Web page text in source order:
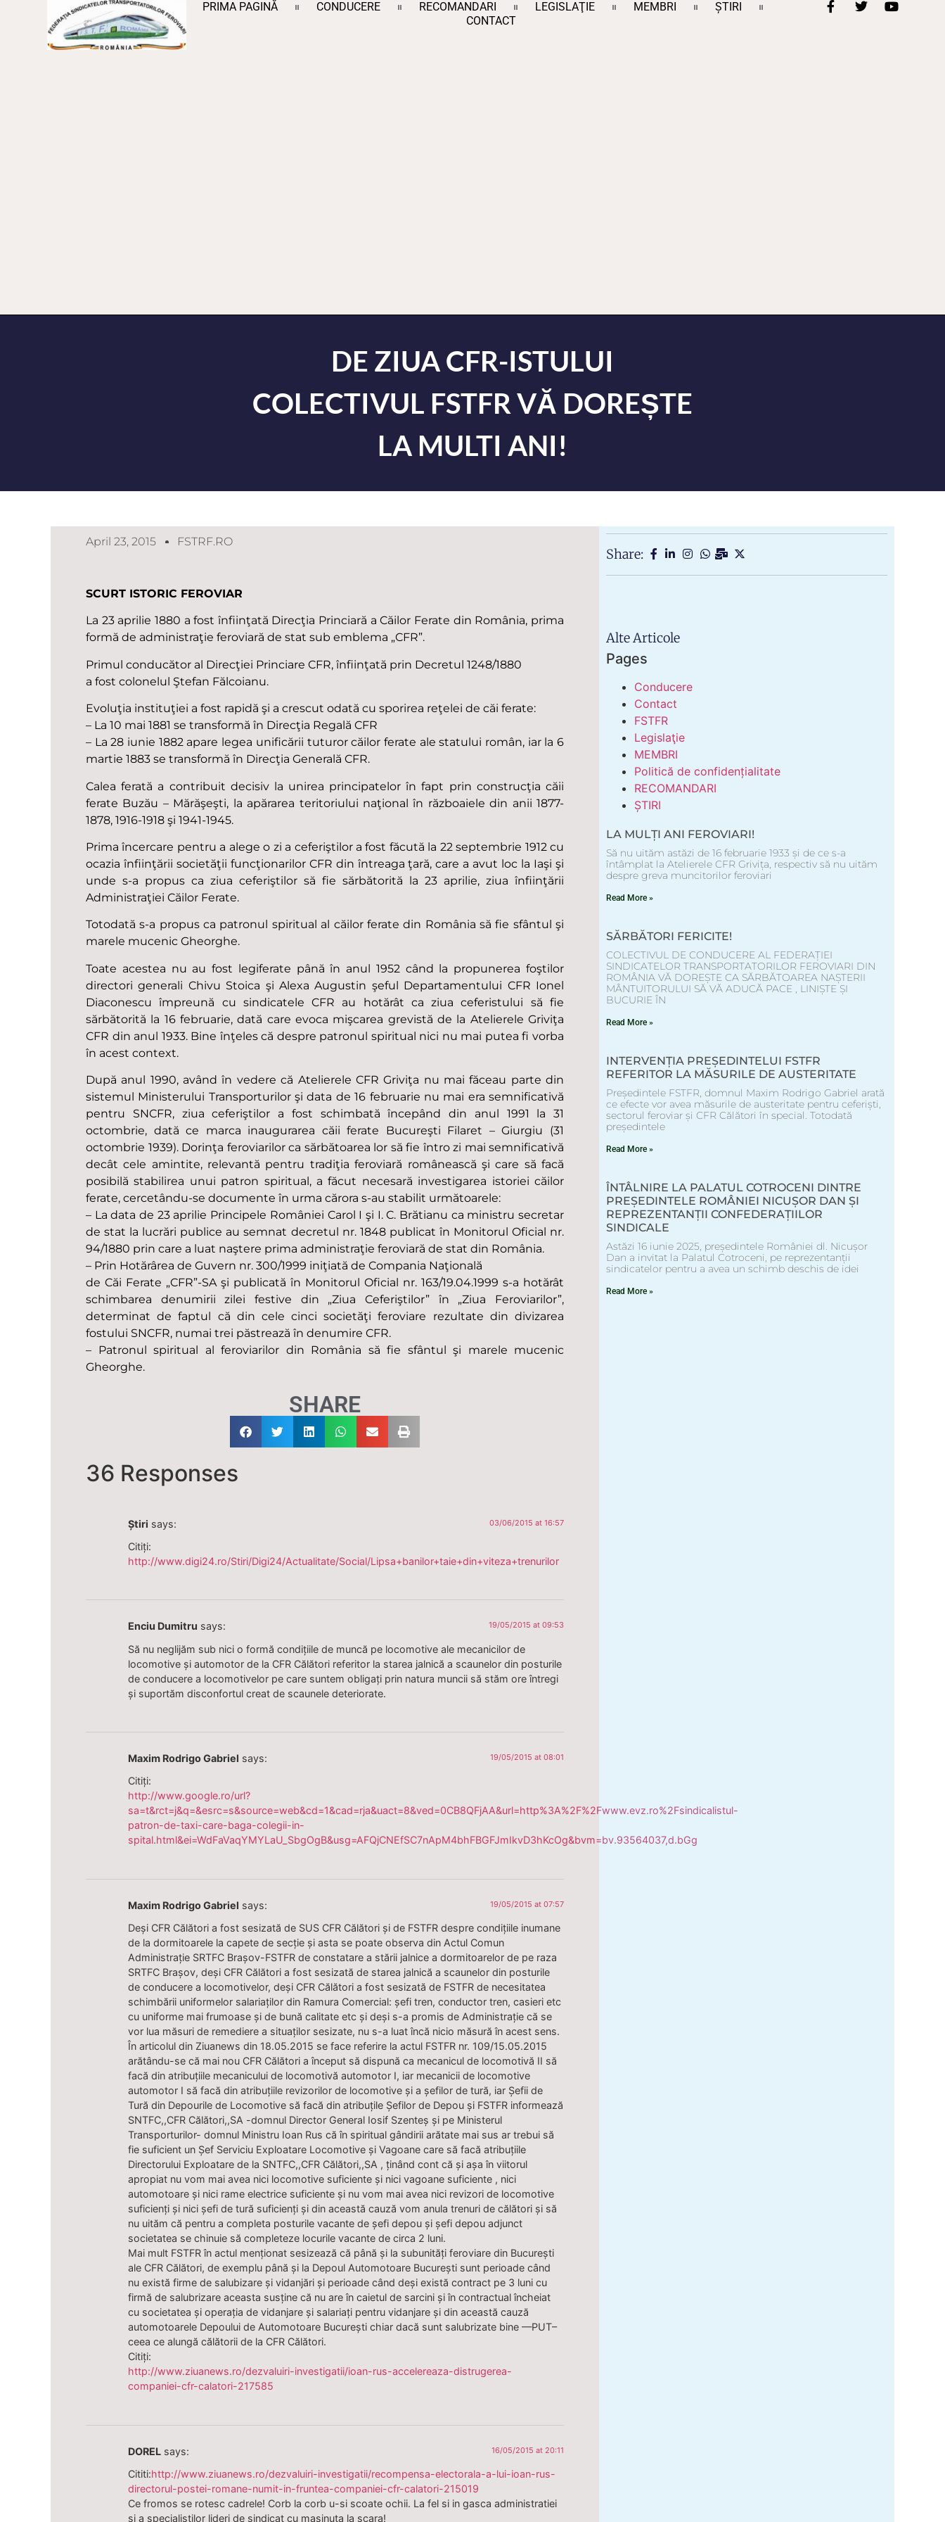
PRIMA PAGINĂ CONDUCERE RECOMANDARI LEGISLAŢIE MEMBRI
ȘTIRI
CONTACT
DE ZIUA CFR-ISTULUI
COLECTIVUL FSTFR VĂ DOREȘTE
LA MULTI ANI!
April 23, 2015 FSTRF.RO
SCURT ISTORIC FEROVIAR
La 23 aprilie 1880 a fost înfiinţată Direcţia Princiară a Căilor Ferate din România, prima
formă de administraţie feroviară de stat sub emblema „CFR”.
Primul conducător al Direcţiei Princiare CFR, înfiinţată prin Decretul 1248/1880
a fost colonelul Ştefan Fălcoianu.
Evoluţia instituţiei a fost rapidă şi a crescut odată cu sporirea reţelei de căi ferate:
– La 10 mai 1881 se transformă în Direcţia Regală CFR
– La 28 iunie 1882 apare legea unificării tuturor căilor ferate ale statului român, iar la 6
martie 1883 se transformă în Direcţia Generală CFR.
Calea ferată a contribuit decisiv la unirea principatelor în fapt prin construcţia căii
ferate Buzău – Mărăşeşti, la apărarea teritoriului naţional în războaiele din anii 1877-
1878, 1916-1918 şi 1941-1945.
Prima încercare pentru a alege o zi a ceferiştilor a fost făcută la 22 septembrie 1912 cu
ocazia înfiinţării societăţii funcţionarilor CFR din întreaga ţară, care a avut loc la Iaşi şi
unde s-a propus ca ziua ceferiştilor să fie sărbătorită la 23 aprilie, ziua înfiinţării
Administraţiei Căilor Ferate.
Totodată s-a propus ca patronul spiritual al căilor ferate din România să fie sfântul şi
marele mucenic Gheorghe.
Toate acestea nu au fost legiferate până în anul 1952 când la propunerea foştilor
directori generali Chivu Stoica şi Alexa Augustin şeful Departamentului CFR Ionel
Diaconescu împreună cu sindicatele CFR au hotărât ca ziua ceferistului să fie
sărbătorită la 16 februarie, dată care evoca mişcarea grevistă de la Atelierele Griviţa
CFR din anul 1933. Bine înţeles că despre patronul spiritual nici nu mai putea fi vorba
în acest context.
După anul 1990, având în vedere că Atelierele CFR Griviţa nu mai făceau parte din
sistemul Ministerului Transporturilor şi data de 16 februarie nu mai era semnificativă
pentru SNCFR, ziua ceferiştilor a fost schimbată începând din anul 1991 la 31
octombrie, dată ce marca inaugurarea căii ferate Bucureşti Filaret – Giurgiu (31
octombrie 1939). Dorinţa feroviarilor ca sărbătoarea lor să fie întro zi mai semnificativă
decât cele amintite, relevantă pentru tradiţia feroviară românească şi care să facă
posibilă stabilirea unui patron spiritual, a făcut necesară investigarea istoriei căilor
ferate, cercetându-se documente în urma cărora s-au stabilit următoarele:
– La data de 23 aprilie Principele României Carol I şi I. C. Brătianu ca ministru secretar
de stat la lucrări publice au semnat decretul nr. 1848 publicat în Monitorul Oficial nr.
94/1880 prin care a luat naştere prima administraţie feroviară de stat din România.
– Prin Hotărârea de Guvern nr. 300/1999 iniţiată de Compania Naţională
de Căi Ferate „CFR”-SA şi publicată în Monitorul Oficial nr. 163/19.04.1999 s-a hotărât
schimbarea denumirii zilei festive din „Ziua Ceferiştilor” în „Ziua Feroviarilor”,
determinat de faptul că din cele cinci societăţi feroviare rezultate din divizarea
fostului SNCFR, numai trei păstrează în denumire CFR.
– Patronul spiritual al feroviarilor din România să fie sfântul şi marele mucenic
Gheorghe.
SHARE
36 Responses
Știri says: 03/06/2015 at 16:57
Citiți:
http://www.digi24.ro/Stiri/Digi24/Actualitate/Social/Lipsa+banilor+taie+din+viteza+trenurilor
Enciu Dumitru says: 19/05/2015 at 09:53
Să nu neglijăm sub nici o formă condițiile de muncă pe locomotive ale mecanicilor de
locomotive și automotor de la CFR Călători referitor la starea jalnică a scaunelor din posturile
de conducere a locomotivelor pe care suntem obligați prin natura muncii să stăm ore întregi
și suportăm disconfortul creat de scaunele deteriorate.
Maxim Rodrigo Gabriel says: 19/05/2015 at 08:01
Citiți:
http://www.google.ro/url?
sa=t&rct=j&q=&esrc=s&source=web&cd=1&cad=rja&uact=8&ved=0CB8QFjAA&url=http%3A%2F%2Fwww.evz.ro%2Fsindicalistul-
patron-de-taxi-care-baga-colegii-in-
spital.html&ei=WdFaVaqYMYLaU_SbgOgB&usg=AFQjCNEfSC7nApM4bhFBGFJmIkvD3hKcOg&bvm=bv.93564037,d.bGg
Maxim Rodrigo Gabriel says: 19/05/2015 at 07:57
Deși CFR Călători a fost sesizată de SUS CFR Călători și de FSTFR despre condițiile inumane
de la dormitoarele la capete de secție și asta se poate observa din Actul Comun
Administrație SRTFC Brașov-FSTFR de constatare a stării jalnice a dormitoarelor de pe raza
SRTFC Brașov, deși CFR Călători a fost sesizată de starea jalnică a scaunelor din posturile
de conducere a locomotivelor, deși CFR Călători a fost sesizată de FSTFR de necesitatea
schimbării uniformelor salariaților din Ramura Comercial: șefi tren, conductor tren, casieri etc
cu uniforme mai frumoase și de bună calitate etc și deși s-a promis de Administrație că se
vor lua măsuri de remediere a situaților sesizate, nu s-a luat încă nicio măsură în acest sens.
În articolul din Ziuanews din 18.05.2015 se face referire la actul FSTFR nr. 109/15.05.2015
arătându-se că mai nou CFR Călători a început să dispună ca mecanicul de locomotivă II să
facă din atribuțiile mecanicului de locomotivă automotor I, iar mecanicii de locomotive
automotor I să facă din atribuțiile revizorilor de locomotive și a șefilor de tură, iar Șefii de
Tură din Depourile de Locomotive să facă din atribuțile Șefilor de Depou și FSTFR informează
SNTFC,,CFR Călători,,SA -domnul Director General Iosif Szenteș și pe Ministerul
Transporturilor- domnul Ministru Ioan Rus că în spiritual gândirii arătate mai sus ar trebui să
fie suficient un Șef Serviciu Exploatare Locomotive și Vagoane care să facă atribuțiile
Directorului Exploatare de la SNTFC,,CFR Călători,,SA , ținând cont că și așa în viitorul
apropiat nu vom mai avea nici locomotive suficiente și nici vagoane suficiente , nici
automotoare și nici rame electrice suficiente și nu vom mai avea nici revizori de locomotive
suficienți și nici șefi de tură suficienți și din această cauză vom anula trenuri de călători și să
nu uităm că pentru a completa posturile vacante de șefi depou și șefi depou adjunct
societatea se chinuie să completeze locurile vacante de circa 2 luni.
Mai mult FSTFR în actul menționat sesizează că până și la subunități feroviare din București
ale CFR Călători, de exemplu până și la Depoul Automotoare București sunt perioade când
nu există firme de salubizare și vidanjări și perioade când deși există contract pe 3 luni cu
firmă de salubrizare aceasta susține că nu are în caietul de sarcini și în contractual încheiat
cu societatea și operația de vidanjare și salariați pentru vidanjare și din această cauză
automotoarele Depoului de Automotoare București chiar dacă sunt salubrizate bine —PUT–
ceea ce alungă călătorii de la CFR Călători.
Citiți:
http://www.ziuanews.ro/dezvaluiri-investigatii/ioan-rus-accelereaza-distrugerea-
companiei-cfr-calatori-217585
DOREL says: 16/05/2015 at 20:11
Cititi:http://www.ziuanews.ro/dezvaluiri-investigatii/recompensa-electorala-a-lui-ioan-rus-
directorul-postei-romane-numit-in-fruntea-companiei-cfr-calatori-215019
Ce fromos se rotesc cadrele! Corb la corb u-si scoate ochii. La fel si in gasca administratiei
si a specialistilor lideri de sindicat cu masinuta la scara!
Share:
Alte Articole
Pages
Conducere
Contact
FSTFR
Legislaţie
MEMBRI
Politică de confidențialitate
RECOMANDARI
ȘTIRI
LA MULȚI ANI FEROVIARI!
Să nu uităm astăzi de 16 februarie 1933 și de ce s-a
întâmplat la Atelierele CFR Grivița, respectiv să nu uităm
despre greva muncitorilor feroviari
Read More »
SĂRBĂTORI FERICITE!
COLECTIVUL DE CONDUCERE AL FEDERAȚIEI
SINDICATELOR TRANSPORTATORILOR FEROVIARI DIN
ROMÂNIA VĂ DOREȘTE CA SĂRBĂTOAREA NAȘTERII
MÂNTUITORULUI SĂ VĂ ADUCĂ PACE , LINIȘTE ȘI
BUCURIE ÎN
Read More »
INTERVENȚIA PREȘEDINTELUI FSTFR
REFERITOR LA MĂSURILE DE AUSTERITATE
Președintele FSTFR, domnul Maxim Rodrigo Gabriel arată
ce efecte vor avea măsurile de austeritate pentru ceferiști,
sectorul feroviar și CFR Călători în special. Totodată
președintele
Read More »
ÎNTÂLNIRE LA PALATUL COTROCENI DINTRE
PREȘEDINTELE ROMÂNIEI NICUȘOR DAN ȘI
REPREZENTANȚII CONFEDERAȚIILOR
SINDICALE
Astăzi 16 iunie 2025, președintele României dl. Nicușor
Dan a invitat la Palatul Cotroceni, pe reprezentanții
sindicatelor pentru a avea un schimb deschis de idei
Read More »